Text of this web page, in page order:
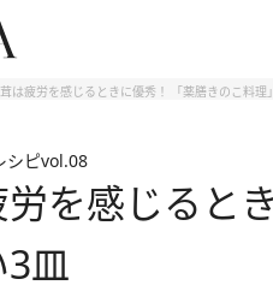
は疲労を感じるときに優秀！ 「薬膳きのこ料理
シピvol.08
を感じると
皿